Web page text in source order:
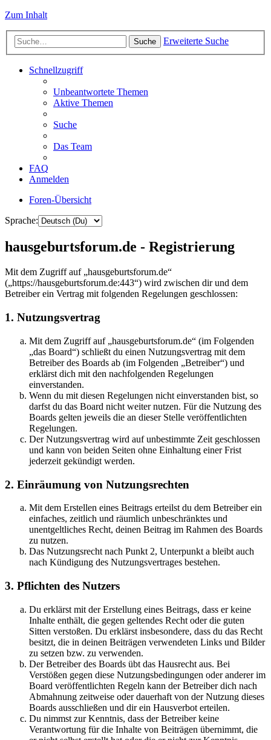
Zum Inhalt
Suche Erweiterte Suche
Schnellzugriff
Unbeantwortete Themen
Aktive Themen
Suche
Das Team
FAQ
Anmelden
Foren-Übersicht
Sprache:
hausgeburtsforum.de - Registrierung
Mit dem Zugriff auf „hausgeburtsforum.de“
(„https://hausgeburtsforum.de:443“) wird zwischen dir und dem
Betreiber ein Vertrag mit folgenden Regelungen geschlossen:
1. Nutzungsvertrag
Mit dem Zugriff auf „hausgeburtsforum.de“ (im Folgenden
„das Board“) schließt du einen Nutzungsvertrag mit dem
Betreiber des Boards ab (im Folgenden „Betreiber“) und
erklärst dich mit den nachfolgenden Regelungen
einverstanden.
Wenn du mit diesen Regelungen nicht einverstanden bist, so
darfst du das Board nicht weiter nutzen. Für die Nutzung des
Boards gelten jeweils die an dieser Stelle veröffentlichten
Regelungen.
Der Nutzungsvertrag wird auf unbestimmte Zeit geschlossen
und kann von beiden Seiten ohne Einhaltung einer Frist
jederzeit gekündigt werden.
2. Einräumung von Nutzungsrechten
Mit dem Erstellen eines Beitrags erteilst du dem Betreiber ein
einfaches, zeitlich und räumlich unbeschränktes und
unentgeltliches Recht, deinen Beitrag im Rahmen des Boards
zu nutzen.
Das Nutzungsrecht nach Punkt 2, Unterpunkt a bleibt auch
nach Kündigung des Nutzungsvertrages bestehen.
3. Pflichten des Nutzers
Du erklärst mit der Erstellung eines Beitrags, dass er keine
Inhalte enthält, die gegen geltendes Recht oder die guten
Sitten verstoßen. Du erklärst insbesondere, dass du das Recht
besitzt, die in deinen Beiträgen verwendeten Links und Bilder
zu setzen bzw. zu verwenden.
Der Betreiber des Boards übt das Hausrecht aus. Bei
Verstößen gegen diese Nutzungsbedingungen oder anderer im
Board veröffentlichten Regeln kann der Betreiber dich nach
Abmahnung zeitweise oder dauerhaft von der Nutzung dieses
Boards ausschließen und dir ein Hausverbot erteilen.
Du nimmst zur Kenntnis, dass der Betreiber keine
Verantwortung für die Inhalte von Beiträgen übernimmt, die